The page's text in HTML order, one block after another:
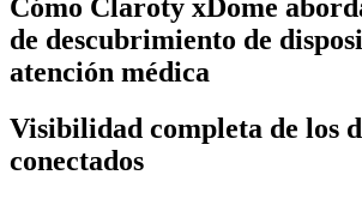
Cómo Claroty xDome
de descubrimiento de
atención médica
Visibilidad completa de los
conectados